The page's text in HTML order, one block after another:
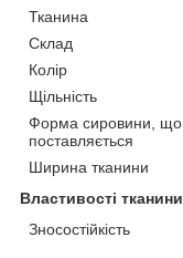
Тканина
Склад
Колір
Щільність
Форма сировини, що
поставляється
Ширина тканини
Властивості тканини
Зносостійкість